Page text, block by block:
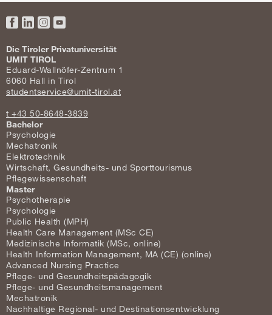
Die Tiroler Privatuniversität
UMIT TIROL
Eduard-Wallnöfer-Zentrum 1
6060 Hall in Tirol
studentservice@umit-tirol.at
t +43 50-8648-3839
Bachelor
Psychologie
Mechatronik
Elektrotechnik
Wirtschaft, Gesundheits- und Sporttourismus
Pflegewissenschaft
Master
Psychotherapie
Psychologie
Public Health (MPH)
Health Care Management (MSc CE)
Medizinische Informatik (MSc, online)
Health Information Management, MA (CE) (online)
Advanced Nursing Practice
Pflege- und Gesundheitspädagogik
Pflege- und Gesundheitsmanagement
Mechatronik
Nachhaltige Regional- und Destinationsentwicklung